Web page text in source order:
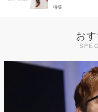
特集
お